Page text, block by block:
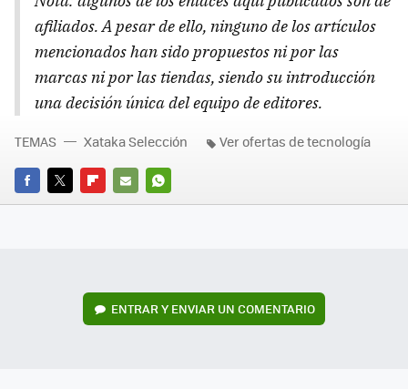
afiliados. A pesar de ello, ninguno de los artículos
mencionados han sido propuestos ni por las
marcas ni por las tiendas, siendo su introducción
una decisión única del equipo de editores.
FACEBOOK
TWITTERFLIPBOARD
E-
WHATSAPP
TEMAS Xataka Selección Ver ofertas de tecnología
ENTRAR Y ENVIAR UN COMENTARIO